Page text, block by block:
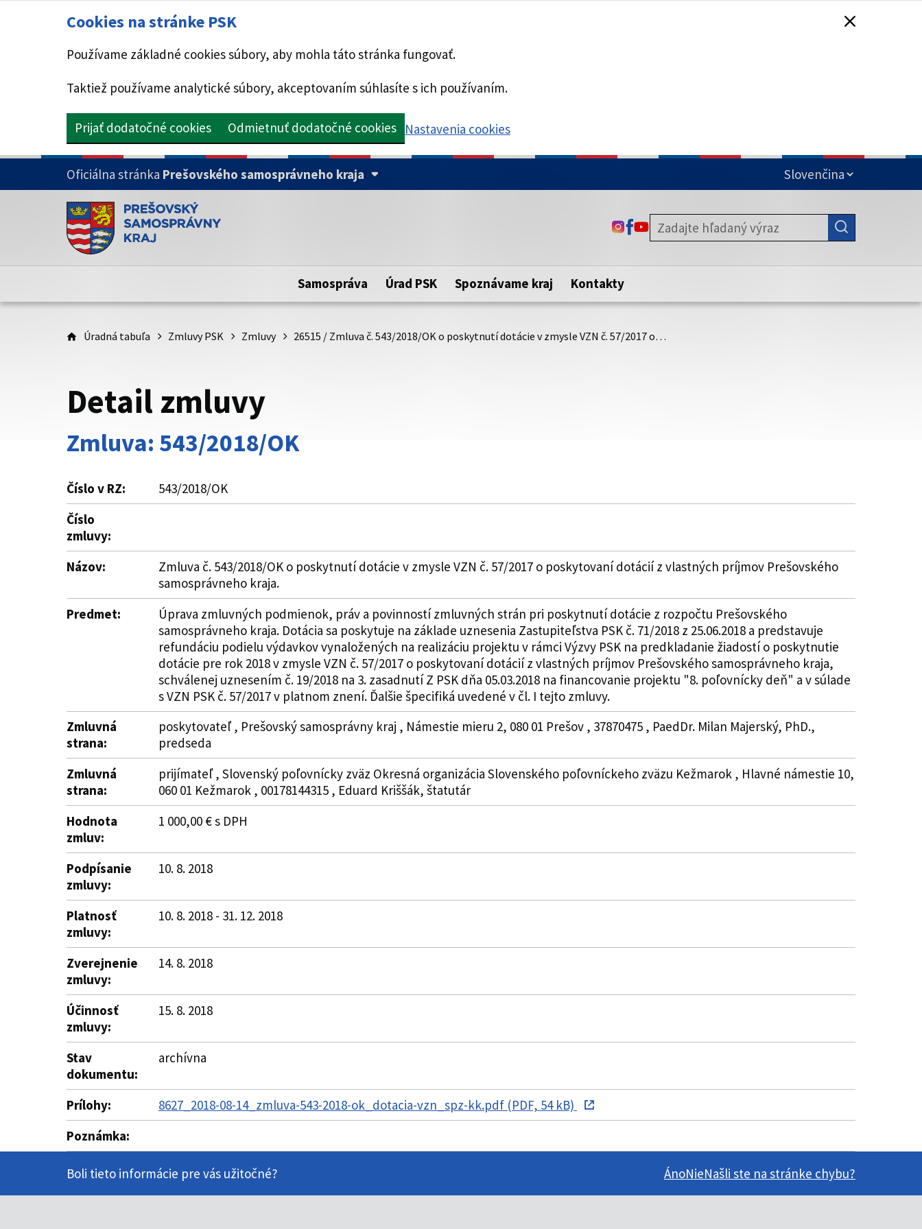
Cookies na stránke PSK
Používame základné cookies súbory, aby mohla táto stránka fungovať.
Taktiež používame analytické súbory, akceptovaním súhlasíte s ich používaním.
Prijať dodatočné cookies Odmietnuť dodatočné cookies Nastavenia cookies
PRESKOČIŤ NA HLAVNÝ OBSAH
Oficiálna stránka Prešovského samosprávneho kraja
Doména psk.sk je oficiálna
Toto je oficiálna webová stránka Prešovského samosprávneho kraja.
Táto stránka je zabezpečená
zabezpečenú webovú stránku. Zabezpečená stránka vždy začína
https:// pred názvom domény webového sídla.
ODKAZ SA OTVORÍ NA NOVEJ KARTE
ODKAZ SA OTVORÍ NA NOVEJ KARTE
ODKAZ SA OTVORÍ NA NOVEJ KARTE
Samospráva Úrad PSK Spoznávame kraj Kontakty
Úradná tabuľa Zmluvy PSK Zmluvy 26515 / Zmluva č. 543/2018/OK o poskytnutí dotácie v zmysle VZN č. 57/2017 o…
Detail zmluvy
Zmluva: 543/2018/OK
Číslo v RZ:
543/2018/OK
Číslo
zmluvy:
Názov:
Zmluva č. 543/2018/OK o poskytnutí dotácie v zmysle VZN č. 57/2017 o poskytovaní dotácií z vlastných príjmov Prešovského
samosprávneho kraja.
Predmet:
Úprava zmluvných podmienok, práv a povinností zmluvných strán pri poskytnutí dotácie z rozpočtu Prešovského
samosprávneho kraja. Dotácia sa poskytuje na základe uznesenia Zastupiteľstva PSK č. 71/2018 z 25.06.2018 a predstavuje
refundáciu podielu výdavkov vynaložených na realizáciu projektu v rámci Výzvy PSK na predkladanie žiadostí o poskytnutie
dotácie pre rok 2018 v zmysle VZN č. 57/2017 o poskytovaní dotácií z vlastných príjmov Prešovského samosprávneho kraja,
schválenej uznesením č. 19/2018 na 3. zasadnutí Z PSK dňa 05.03.2018 na financovanie projektu "8. poľovnícky deň" a v súlade
s VZN PSK č. 57/2017 v platnom znení. Ďalšie špecifiká uvedené v čl. I tejto zmluvy.
Zmluvná
strana:
poskytovateľ , Prešovský samosprávny kraj , Námestie mieru 2, 080 01 Prešov , 37870475 , PaedDr. Milan Majerský, PhD.,
predseda
Zmluvná
strana:
prijímateľ , Slovenský poľovnícky zväz Okresná organizácia Slovenského poľovníckeho zväzu Kežmarok , Hlavné námestie 10,
060 01 Kežmarok , 00178144315 , Eduard Kriššák, štatutár
Hodnota
zmluv:
1 000,00 € s DPH
Podpísanie
zmluvy:
10. 8. 2018
Platnosť
zmluvy:
10. 8. 2018 - 31. 12. 2018
Zverejnenie
zmluvy:
14. 8. 2018
Účinnosť
zmluvy:
15. 8. 2018
Stav
dokumentu:
archívna
Prílohy:
8627_2018-08-14_zmluva-543-2018-ok_dotacia-vzn_spz-kk.pdf (PDF, 54 kB)
Poznámka:
Boli tieto informácie pre vás užitočné? ÁnoNieNašli ste na stránke chybu?